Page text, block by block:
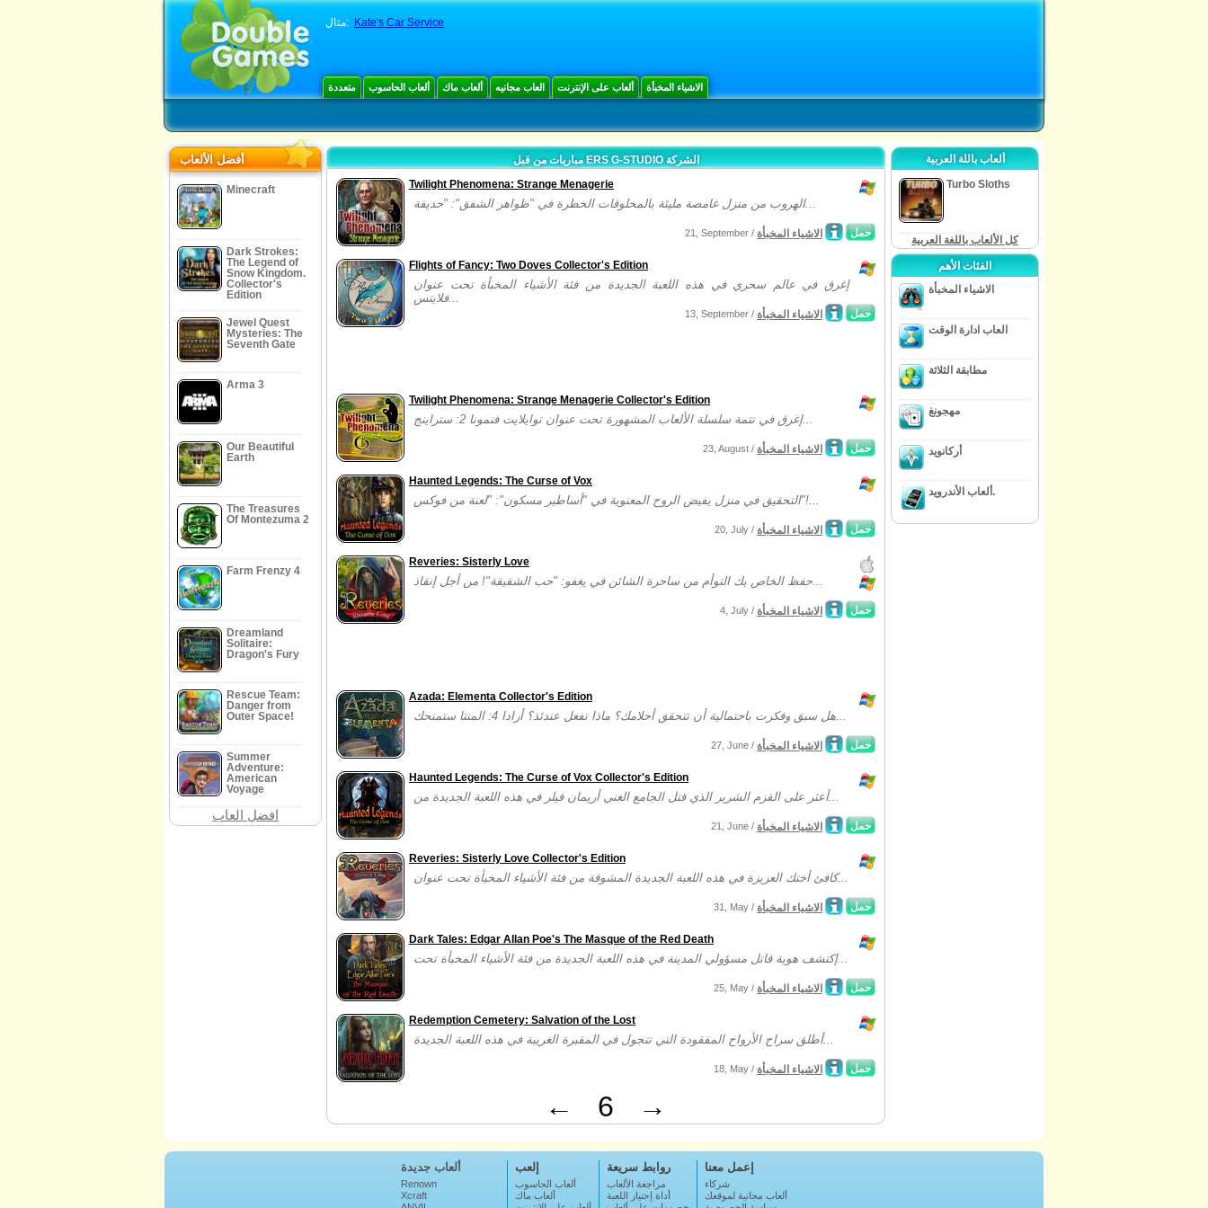
مثال: Kate's Car Service
متعددة ألعاب الحاسوب ألعاب ماك العاب مجانيه ألعاب على الإنترنت الاشياء المخبأة
أفضل الألعاب
Minecraft
Dark Strokes:
The Legend of
Snow Kingdom.
Collector's
Edition
Jewel Quest
Mysteries: The
Seventh Gate
Arma 3
Our Beautiful
Earth
The Treasures
Of Montezuma 2
Farm Frenzy 4
Dreamland
Solitaire:
Dragon's Fury
Rescue Team:
Danger from
Outer Space!
Summer
Adventure:
American
Voyage
افضل العاب
مباريات من قبل ERS G-STUDIO الشركة
Twilight Phenomena: Strange Menagerie
الهروب من منزل غامضة مليئة بالمخلوقات الخطرة في "ظواهر الشفق": "حديقة...
حمل 21, September / الاشياء المخبأة
Flights of Fancy: Two Doves Collector's Edition
إغرق في عالم سحري في هذه اللعبة الجديدة من فئة الأشياء المخبأة تحت عنوان
فلايتس...
حمل 13, September / الاشياء المخبأة
Twilight Phenomena: Strange Menagerie Collector's Edition
إغرق في تتمة سلسلة الألعاب المشهورة تحت عنوان توايلايت فنمونا 2: ستراينج...
حمل 23, August / الاشياء المخبأة
Haunted Legends: The Curse of Vox
التحقيق في منزل يفيض الروح المعنوية في "أساطير مسكون": "لعنة من فوكس"!...
حمل 20, July / الاشياء المخبأة
Reveries: Sisterly Love
حفظ الخاص بك التوأم من ساحرة الشائن في يغفو: "حب الشقيقة"! من أجل إنقاذ...
حمل 4, July / الاشياء المخبأة
Azada: Elementa Collector's Edition
هل سبق وفكرت باحتمالية أن تتحقق أحلامك؟ ماذا تفعل عندئذ؟ أزادا 4: المنتا ستمنحك...
حمل 27, June / الاشياء المخبأة
Haunted Legends: The Curse of Vox Collector's Edition
أعثر على القزم الشرير الذي قتل الجامع الغني أريمان فيلر في هذه اللعبة الجديدة من...
حمل 21, June / الاشياء المخبأة
Reveries: Sisterly Love Collector's Edition
كافئ أختك العزيزة في هذه اللعبة الجديدة المشوقة من فئة الأشياء المخبأة تحت عنوان...
حمل 31, May / الاشياء المخبأة
Dark Tales: Edgar Allan Poe's The Masque of the Red Death
إكتشف هوية قاتل مسؤولي المدينة في هذه اللعبة الجديدة من فئة الأشياء المخبأة تحت...
حمل 25, May / الاشياء المخبأة
Redemption Cemetery: Salvation of the Lost
أطلق سراح الأرواح المفقودة التي تتجول في المقبرة الغريبة في هذه اللعبة الجديدة...
حمل 18, May / الاشياء المخبأة
← 6 →
ألعاب باللة العربية
Turbo Sloths
كل الألعاب باللغة العربية
الفئات الأهم
الاشياء المخبأة
العاب ادارة الوقت
مطابقة الثلاثة
مهجونغ
أركانويد
ألعاب الأندرويد.
ألعاب جديدة
Renown
Xcraft
إلعب
ألعاب الحاسوب
ألعاب ماك
روابط سريعة
مراجعة الألعاب
أداة إجتياز اللعبة
إعمل معنا
شركاء
ألعاب مجانية لموقعك